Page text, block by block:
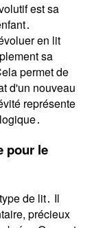
est sa
en lit
sa
permet de
d'un nouveau
représente
pour le
de lit․ Il
précieux